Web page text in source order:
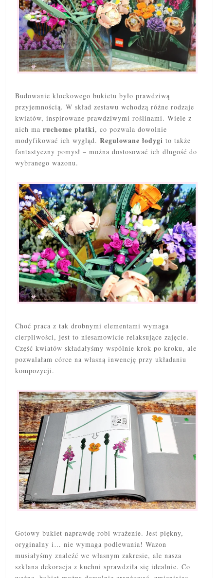
Budowanie klockowego bukietu było prawdziwą
przyjemnością. W skład zestawu wchodzą różne rodzaje
kwiatów, inspirowane prawdziwymi roślinami. Wiele z
nich ma ruchome płatki, co pozwala dowolnie
modyfikować ich wygląd. Regulowane łodygi to także
fantastyczny pomysł – można dostosować ich długość do
wybranego wazonu.
Choć praca z tak drobnymi elementami wymaga
cierpliwości, jest to niesamowicie relaksujące zajęcie.
Część kwiatów składałyśmy wspólnie krok po kroku, ale
pozwalałam córce na własną inwencję przy układaniu
kompozycji.
Gotowy bukiet naprawdę robi wrażenie. Jest piękny,
oryginalny i… nie wymaga podlewania! Wazon
musiałyśmy znaleźć we własnym zakresie, ale nasza
szklana dekoracja z kuchni sprawdziła się idealnie. Co